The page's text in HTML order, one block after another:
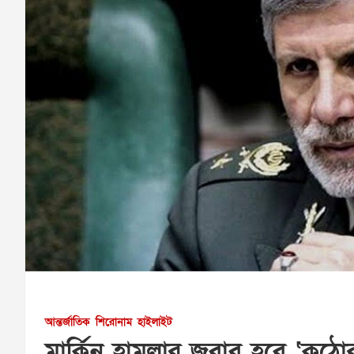
আন্তর্জাতিক শিরোনাম হাইলাইট